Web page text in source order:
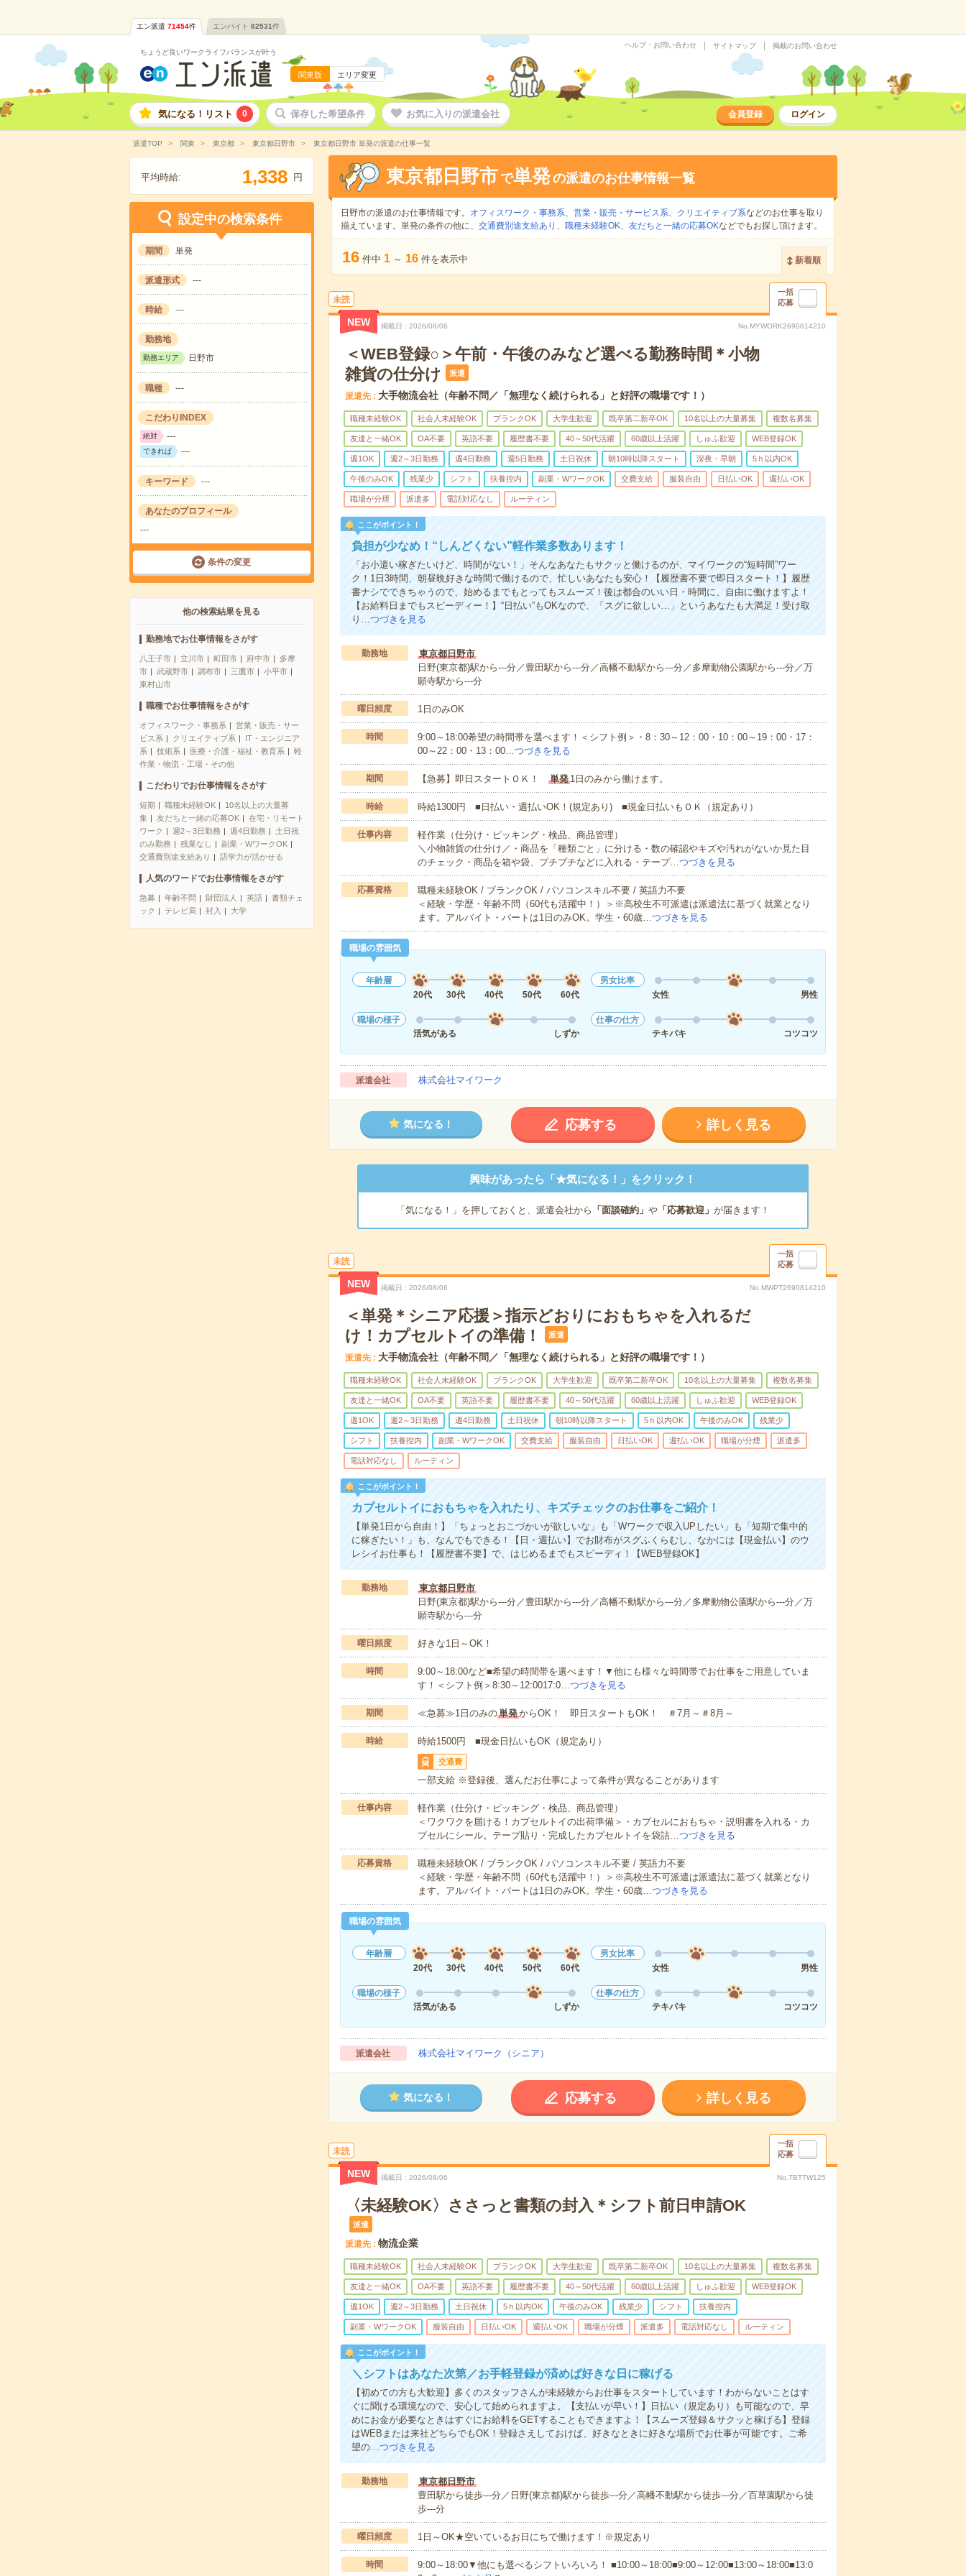
エン派遣 71454件 エンバイト 82531件
ちょうど良いワークライフバランスが叶う
関東版 エリア変更
ヘルプ・お問い合わせ サイトマップ 掲載のお問い合わせ
気になる！リスト 0 保存した希望条件 お気に入りの派遣会社 会員登録 ログイン
派遣TOP 関東 東京都 東京都日野市 東京都日野市 単発の派遣の仕事一覧
平均時給: 1,338 円
設定中の検索条件
期間 単発
派遣形式 ---
時給 ---
勤務地
勤務エリア 日野市
職種 ---
こだわりINDEX
絶対 ---
できれば ---
キーワード ---
あなたのプロフィール
---
条件の変更
他の検索結果を見る
勤務地でお仕事情報をさがす
八王子市 立川市 町田市 府中市
多摩
市
武蔵野市 調布市 三鷹市
小平市
東村山市
職種でお仕事情報をさがす
オフィスワーク・事務系
営業・販売・サー
ビス系
クリエイティブ系
IT・エンジニア
系
技術系 医療・介護・福祉・教育系
軽
作業・物流・工場・その他
こだわりでお仕事情報をさがす
短期 職種未経験OK
10名以上の大量募
集
友だちと一緒の応募OK
在宅・リモート
ワーク
週2～3日勤務 週4日勤務
土日祝
のみ勤務
残業なし
副業・WワークOK
交通費別途支給あり
語学力が活かせる
人気のワードでお仕事情報をさがす
急募 年齢不問 財団法人 英語
書類チェ
ック
テレビ局 封入 大学
東京都日野市 で単発の派遣のお仕事情報一覧
日野市の派遣のお仕事情報です。 オフィスワーク・事務系、 営業・販売・サービス系、 クリエイティブ系などのお仕事を取り
揃えています。単発の条件の他に、 交通費別途支給あり 、 職種未経験OK、 友だちと一緒の応募OKなどでもお探し頂けます。
16 件中 1 ～ 16 件を表示中 新着順
未読
一括
応募
NEW 掲載日 2026/08/06 No.MYWORK2690814210
＜WEB登録○＞午前・午後のみなど選べる勤務時間＊小物
雑貨の仕分け
派遣
派遣先 大手物流会社（年齢不問／「無理なく続けられる」と好評の職場です！）
職種未経験OK 社会人未経験OK ブランクOK 大学生歓迎 既卒第二新卒OK 10名以上の大量募集 複数名募集
友達と一緒OK OA不要 英語不要 履歴書不要 40～50代活躍 60歳以上活躍 しゅふ歓迎 WEB登録OK
週1OK 週2～3日勤務 週4日勤務 週5日勤務 土日祝休 朝10時以降スタート 深夜・早朝 5ｈ以内OK
午後のみOK 残業少 シフト 扶養控内 副業・WワークOK 交費支給 服装自由 日払いOK 週払いOK
職場が分煙 派遣多 電話対応なし ルーティン
ここがポイント！
負担が少なめ！“しんどくない”軽作業多数あります！
「お小遣い稼ぎたいけど、時間がない！」そんなあなたもサクッと働けるのが、マイワークの“短時間”ワー
ク！1日3時間、朝昼晩好きな時間で働けるので、忙しいあなたも安心！【履歴書不要で即日スタート！】履歴
書ナシでできちゃうので、始めるまでもとってもスムーズ！後は都合のいい日・時間に、自由に働けますよ！
【お給料日までもスピーディー！】“日払い”もOKなので、「スグに欲しい…」というあなたも大満足！受け取
り…つづきを見る
勤務地
東京都日野市
日野(東京都)駅から---分／豊田駅から---分／高幡不動駅から---分／多摩動物公園駅から---分／万
願寺駅から---分
曜日頻度 1日のみOK
時間
9:00～18:00希望の時間帯を選べます！＜シフト例＞・8：30～12：00・10：00～19：00・17：
00～22：00・13：00…つづきを見る
期間 【急募】即日スタートＯＫ！ 単発1日のみから働けます。
時給 時給1300円 ■日払い・週払いOK！(規定あり) ■現金日払いもＯＫ（規定あり）
仕事内容
軽作業（仕分け・ピッキング・検品、商品管理）
＼小物雑貨の仕分け／・商品を「種類ごと」に分ける・数の確認やキズや汚れがないか見た目
のチェック・商品を箱や袋、プチプチなどに入れる・テープ…つづきを見る
応募資格
職種未経験OK / ブランクOK / パソコンスキル不要 / 英語力不要
＜経験・学歴・年齢不問（60代も活躍中！）＞※高校生不可派遣は派遣法に基づく就業となり
ます。アルバイト・パートは1日のみOK。学生・60歳…つづきを見る
職場の雰囲気
年齢層
20代
30代 40代 50代 60代
男女比率
女性
男性
職場の様子
活気がある
しずか
仕事の仕方
テキパキ
コツコツ
派遣会社 株式会社マイワーク
気になる！ 応募する 詳しく見る
興味があったら「★気になる！」をクリック！
「気になる！」を押しておくと、派遣会社から 「面談確約」 や「応募歓迎」 が届きます！
未読
一括
応募
NEW 掲載日 2026/08/06 No.MWPT2690814210
＜単発＊シニア応援＞指示どおりにおもちゃを入れるだ
け！カプセルトイの準備！
派遣
派遣先 大手物流会社（年齢不問／「無理なく続けられる」と好評の職場です！）
職種未経験OK 社会人未経験OK ブランクOK 大学生歓迎 既卒第二新卒OK 10名以上の大量募集 複数名募集
友達と一緒OK OA不要 英語不要 履歴書不要 40～50代活躍 60歳以上活躍 しゅふ歓迎 WEB登録OK
週1OK 週2～3日勤務 週4日勤務 土日祝休 朝10時以降スタート 5ｈ以内OK 午後のみOK 残業少
シフト 扶養控内 副業・WワークOK 交費支給 服装自由 日払いOK 週払いOK 職場が分煙 派遣多
電話対応なし ルーティン
ここがポイント！
カプセルトイにおもちゃを入れたり、キズチェックのお仕事をご紹介！
【単発1日から自由！】「ちょっとおこづかいが欲しいな」も「Wワークで収入UPしたい」も「短期で集中的
に稼ぎたい！」も、なんでもできる！【日・週払い】でお財布がスグふくらむし、なかには【現金払い】のウ
レシイお仕事も！【履歴書不要】で、はじめるまでもスピーディ！【WEB登録OK】
勤務地
東京都日野市
日野(東京都)駅から---分／豊田駅から---分／高幡不動駅から---分／多摩動物公園駅から---分／万
願寺駅から---分
曜日頻度 好きな1日～OK！
時間
9:00～18:00など■希望の時間帯を選べます！▼他にも様々な時間帯でお仕事をご用意していま
す！＜シフト例＞8:30～12:0017:0…つづきを見る
期間 ≪急募≫1日のみの単発からOK！ 即日スタートもOK！ ＃7月～＃8月～
時給 時給1500円 ■現金日払いもOK（規定あり）
交通費
一部支給 ※登録後、選んだお仕事によって条件が異なることがあります
仕事内容
軽作業（仕分け・ピッキング・検品、商品管理）
＜ワクワクを届ける！カプセルトイの出荷準備＞・カプセルにおもちゃ・説明書を入れる・カ
プセルにシール。テープ貼り・完成したカプセルトイを袋詰…つづきを見る
応募資格
職種未経験OK / ブランクOK / パソコンスキル不要 / 英語力不要
＜経験・学歴・年齢不問（60代も活躍中！）＞※高校生不可派遣は派遣法に基づく就業となり
ます。アルバイト・パートは1日のみOK。学生・60歳…つづきを見る
職場の雰囲気
年齢層
20代
30代 40代 50代 60代
男女比率
女性
男性
職場の様子
活気がある
しずか
仕事の仕方
テキパキ
コツコツ
派遣会社 株式会社マイワーク（シニア）
気になる！ 応募する 詳しく見る
未読
一括
応募
NEW 掲載日 2026/08/06 No.TBTTW125
〈未経験OK〉ささっと書類の封入＊シフト前日申請OK
派遣
派遣先 物流企業
職種未経験OK 社会人未経験OK ブランクOK 大学生歓迎 既卒第二新卒OK 10名以上の大量募集 複数名募集
友達と一緒OK OA不要 英語不要 履歴書不要 40～50代活躍 60歳以上活躍 しゅふ歓迎 WEB登録OK
週1OK 週2～3日勤務 土日祝休 5ｈ以内OK 午後のみOK 残業少 シフト 扶養控内
副業・WワークOK 服装自由 日払いOK 週払いOK 職場が分煙 派遣多 電話対応なし ルーティン
ここがポイント！
＼シフトはあなた次第／お手軽登録が済めば好きな日に稼げる
【初めての方も大歓迎】多くのスタッフさんが未経験からお仕事をスタートしています！わからないことはす
ぐに聞ける環境なので、安心して始められますよ。【支払いが早い！】日払い（規定あり）も可能なので、早
めにお金が必要なときはすぐにお給料をGETすることもできますよ！【スムーズ登録＆サクッと稼げる】登録
はWEBまたは来社どちらでもOK！登録さえしておけば、好きなときに好きな場所でお仕事が可能です。ご希
望の…つづきを見る
勤務地
東京都日野市
豊田駅から徒歩---分／日野(東京都)駅から徒歩---分／高幡不動駅から徒歩---分／百草園駅から徒
歩---分
曜日頻度 1日～OK★空いているお日にちで働けます！※規定あり
時間
9:00～18:00▼他にも選べるシフトいろいろ！ ■10:00～18:00■9:00～12:00■13:00～18:00■13:0